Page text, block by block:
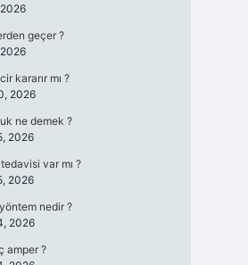
geçer ?
kararır mı ?
2026
ne demek ?
2026
var mı ?
2026
nedir ?
2026
amper ?